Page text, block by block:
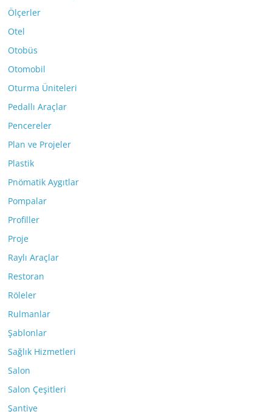
Ölçerler
Otel
Otobüs
Otomobil
Oturma Üniteleri
Pedallı Araçlar
Pencereler
Plan ve Projeler
Plastik
Pnömatik Aygıtlar
Pompalar
Profiller
Proje
Raylı Araçlar
Restoran
Röleler
Rulmanlar
Şablonlar
Sağlık Hizmetleri
Salon
Salon Çeşitleri
Şantiye